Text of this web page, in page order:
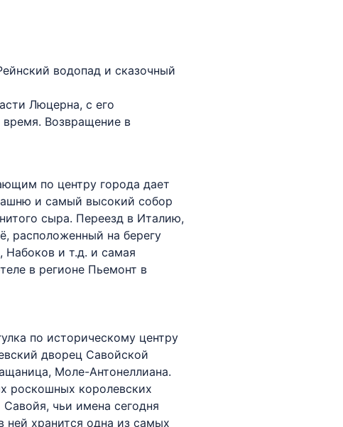
водопад и сказочный
Люцерна, с его
Возвращение в
по центру города дает
и самый высокий собор
сыра. Переезд в Италию,
расположенный на берегу
Набоков и т.д. и самая
в регионе Пьемонт в
по историческому центру
дворец Савойской
Моле-Антонеллиана.
роскошных королевских
чьи имена сегодня
хранится одна из самых